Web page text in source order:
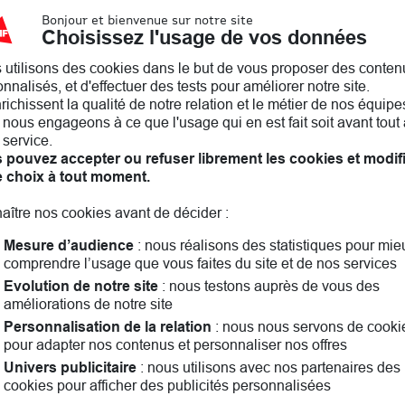
plus
plus
12
10
Assurance auto, assurance habitation,
le mieux. Ensemble, nous parlerons aussi famille,
vous pouvez consulter lesavis clients
Les agences MAIF dans les villes à proximité
Bonjour et bienvenue sur notre site
Choisissez l'usage de vos données
utilisons des cookies dans le but de vous proposer des
et d'effectuer des tests pour améliorer notre site.
la qualité de notre relation et le métier de nos
nous engageons à ce que l'usage qui en est fait soit avant tout
pouvez accepter ou refuser librement les cookies et
choix à tout moment.
nos cookies avant de décider :
Mesure d’audience : nous réalisons des statistiques pour
comprendre l’usage que vous faites du site et de nos services
Evolution de notre site : nous testons auprès de vous des
améliorations de notre site
Personnalisation de la relation : nous nous servons de
pour adapter nos contenus et personnaliser nos offres
Univers publicitaire : nous utilisons avec nos partenaires des
cookies pour afficher des publicités personnalisées